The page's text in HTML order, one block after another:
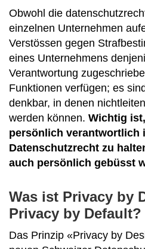
Obwohl die
einzelnen Unternehmen
Verstössen gegen
eines Unternehmens
Verantwortung
Funktionen verfügen; es
denkbar, in denen
werden können. Wichtig
persönlich verantwortlich
Datenschutzrecht zu
auch persönlich gebüsst
Was ist Privacy by
Privacy by Default?
Das Prinzip «Privacy by